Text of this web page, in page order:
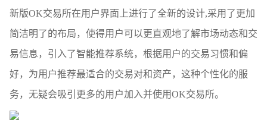
新版OK交易所在用户界面上进行了全新的设计,采用了更加
简洁明了的布局，使得用户可以更直观地了解市场动态和交
易信息，引入了智能推荐系统，根据用户的交易习惯和偏
好，为用户推荐最适合的交易对和资产，这种个性化的服
务，无疑会吸引更多的用户加入并使用OK交易所。